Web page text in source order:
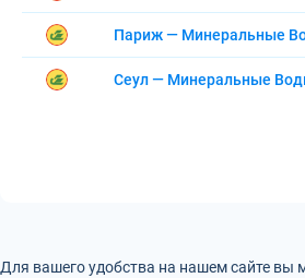
Париж — Минеральные
Сеул — Минеральные
Для вашего удобства на нашем сайте